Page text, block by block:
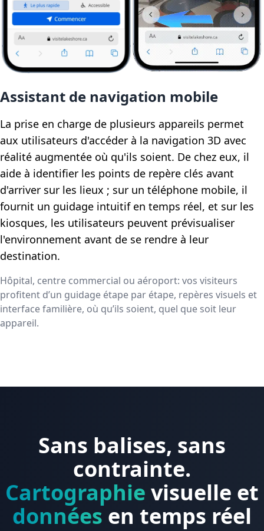
Assistant de navigation mobile
La prise en charge de plusieurs appareils permet
aux utilisateurs d'accéder à la navigation 3D avec
réalité augmentée où qu'ils soient. De chez eux, il
aide à identifier les points de repère clés avant
d'arriver sur les lieux ; sur un téléphone mobile, il
fournit un guidage intuitif en temps réel, et sur les
kiosques, les utilisateurs peuvent prévisualiser
l'environnement avant de se rendre à leur
destination.
Hôpital, centre commercial ou aéroport: vos visiteurs
profitent d’un guidage étape par étape, repères visuels et
interface familière, où qu’ils soient, quel que soit leur
appareil.
Sans balises, sans
contrainte.
Cartographie visuelle et
données en temps réel